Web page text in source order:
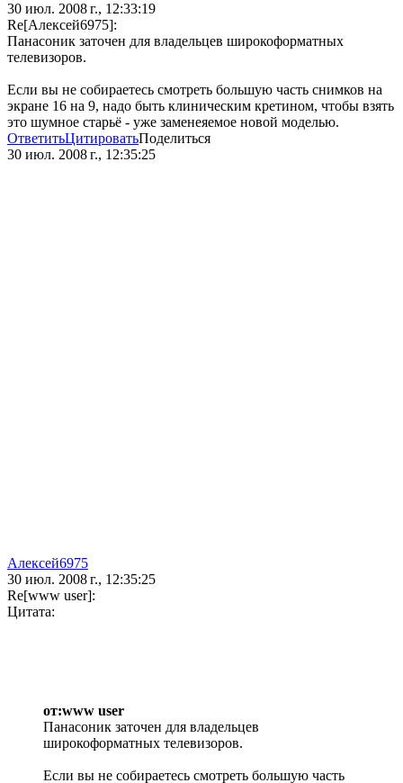
30 июл. 2008 г., 12:33:19
Re[Алексей6975]:
Панасоник заточен для владельцев широкоформатных
телевизоров.
Если вы не собираетесь смотреть большую часть снимков на
экране 16 на 9, надо быть клиническим кретином, чтобы взять
это шумное старьё - уже заменеяемое новой моделью.
ОтветитьЦитироватьПоделиться
30 июл. 2008 г., 12:35:25
Алексей6975
30 июл. 2008 г., 12:35:25
Re[www user]:
Цитата:
от:www user
Панасоник заточен для владельцев
широкоформатных телевизоров.
Если вы не собираетесь смотреть большую часть